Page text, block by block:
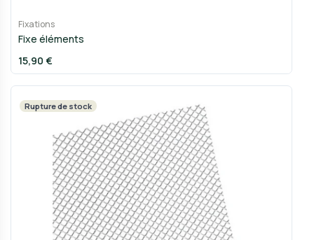
Fixations
Fixe éléments
15,90 €
Rupture de stock